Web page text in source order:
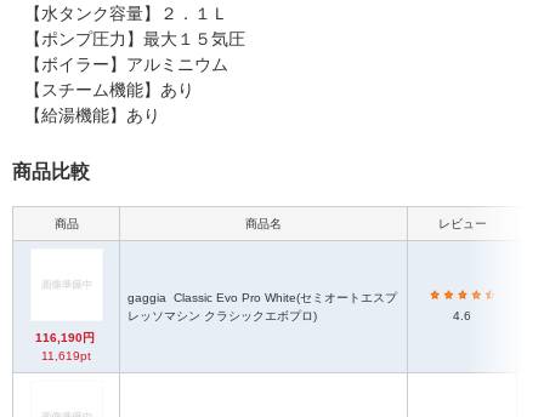
【水タンク容量】２．１Ｌ
【ポンプ圧力】最大１５気圧
【ボイラー】アルミニウム
【スチーム機能】あり
【給湯機能】あり
商品比較
商品 商品名 レビュー
116,190円
11,619pt
gaggia
レッソマシン クラシックエボプロ)
4.6